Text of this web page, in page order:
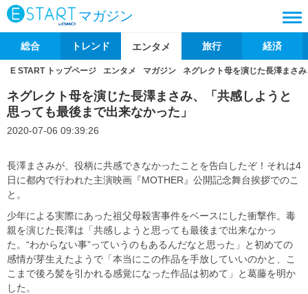
マガジン
総合 トレンド エンタメ 旅行 経済
E START トップページ エンタメ マガジン ネグレクト母を演じた長澤まさ
ネグレクト母を演じた長澤まさみ、「共感しようと
思っても最後まで出来なかった」
2020-07-06 09:39:26
長澤まさみが、役柄に共感できなかったことを告白したぞ！それは4
日に都内で行われた主演映画『MOTHER』公開記念舞台挨拶でのこ
と。
少年による実際にあった祖父母殺害事件をベースにした衝撃作。毒
親を演じた長澤は「共感しようと思っても最後まで出来なかっ
た。“わからない事”っていうのもあるんだなと思った」と初めての
感情が芽生えたようで「本当にこの作品を手放していいのかと、こ
こまで後ろ髪を引かれる感覚になった作品は初めて」と葛藤を明か
した。